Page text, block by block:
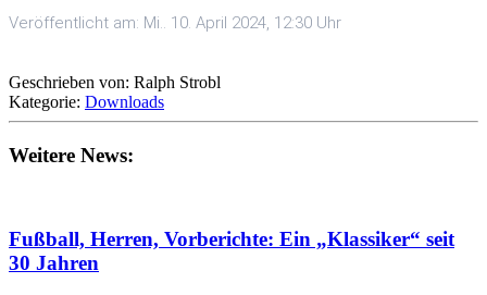
Veröffentlicht am: Mi.. 10. April 2024, 12:30 Uhr
Geschrieben von: Ralph Strobl
Kategorie: Downloads
Weitere News:
Fußball, Herren, Vorberichte: Ein „Klassiker“ seit
30 Jahren